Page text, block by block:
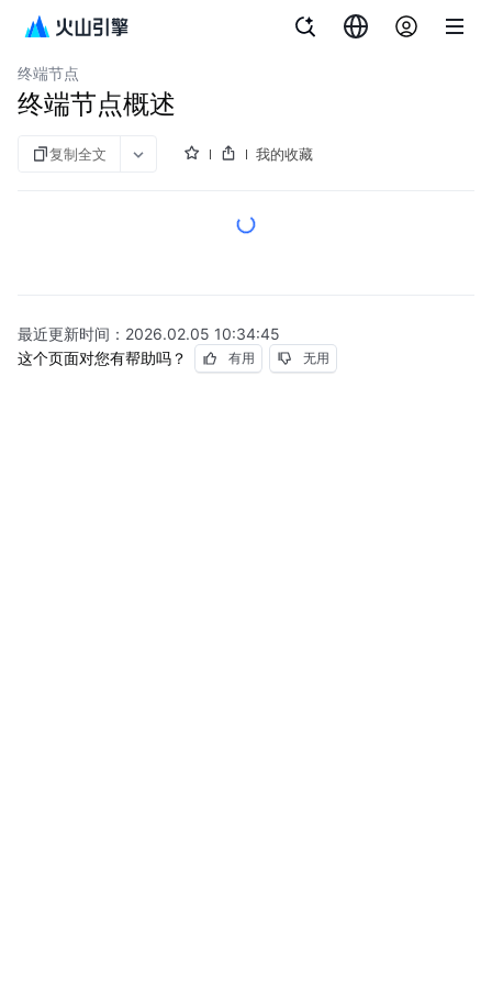
私网连接
终端节点
终端节点概述
复制全文 我的收藏
最近更新时间： 2026.02.05 10:34:45
这个页面对您有帮助吗？
有用 无用